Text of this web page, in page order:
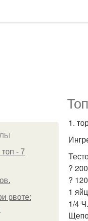
- 7
рвоте:
1.
?
?
1
1/4